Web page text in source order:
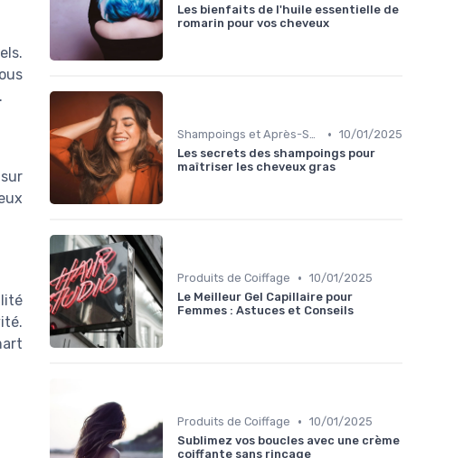
Les bienfaits de l'huile essentielle de
romarin pour vos cheveux
Shampoings et Après-Shampoings • 10/01/2025
Les secrets des shampoings pour
maîtriser les cheveux gras
Produits de Coiffage • 10/01/2025
Le Meilleur Gel Capillaire pour
Femmes : Astuces et Conseils
Produits de Coiffage • 10/01/2025
Sublimez vos boucles avec une crème
coiffante sans rinçage